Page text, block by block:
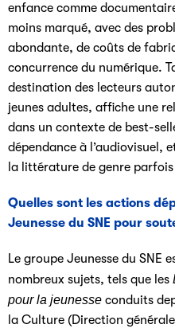
enfance comme
moins marqué, avec des
abondante, de coûts de
concurrence du numérique.
destination des lecteurs
jeunes adultes, affiche une
dans un contexte de best-
dépendance à l’audiovisuel,
la littérature de genre
Quelles sont les actions
Jeunesse du SNE pour
Le groupe Jeunesse du SNE
nombreux sujets, tels que les
pour la jeunesse conduits
la Culture (Direction